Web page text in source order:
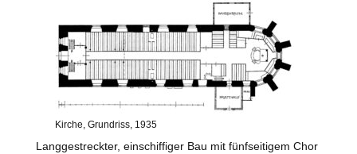
Kirche, Grundriss, 1935
Langgestreckter, einschiffiger Bau mit fünfseitigem Chor